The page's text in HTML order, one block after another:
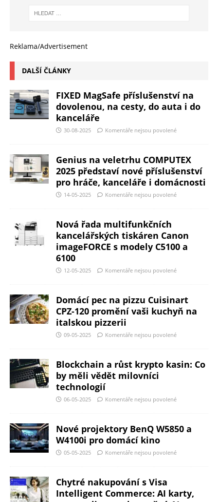
Reklama/Advertisement
DALŠÍ ČLÁNKY
FIXED MagSafe příslušenství na
dovolenou, na cesty, do auta i do
kanceláře
30-08-2025 Komentáře nejsou povolené
Genius na veletrhu COMPUTEX
2025 představí nové příslušenství
pro hráče, kanceláře i domácnosti
14-05-2025 Komentáře nejsou povolené
Nová řada multifunkčních
kancelářských tiskáren Canon
imageFORCE s modely C5100 a
6100
12-05-2025 Komentáře nejsou povolené
Domácí pec na pizzu Cuisinart
CPZ-120 promění vaši kuchyň na
italskou pizzerii
09-05-2025 Komentáře nejsou povolené
Blockchain a růst krypto kasin: Co
by měli vědět milovníci
technologií
06-05-2025 Komentáře nejsou povolené
Nové projektory BenQ W5850 a
W4100i pro domácí kino
05-05-2025 Komentáře nejsou povolené
Chytré nakupování s Visa
Intelligent Commerce: AI karty,